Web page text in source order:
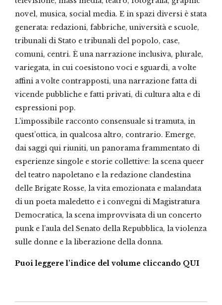
novel, musica, social media. E in spazi diversi è stata
generata: redazioni, fabbriche, università e scuole,
tribunali di Stato e tribunali del popolo, case,
comuni, centri. È una narrazione inclusiva, plurale,
variegata, in cui coesistono voci e sguardi, a volte
affini a volte contrapposti, una narrazione fatta di
vicende pubbliche e fatti privati, di cultura alta e di
espressioni pop.
L’impossibile racconto consensuale si tramuta, in
quest’ottica, in qualcosa altro, contrario. Emerge,
dai saggi qui riuniti, un panorama frammentato di
esperienze singole e storie collettive: la scena queer
del teatro napoletano e la redazione clandestina
delle Brigate Rosse, la vita emozionata e malandata
di un poeta maledetto e i convegni di Magistratura
Democratica, la scena improvvisata di un concerto
punk e l’aula del Senato della Repubblica, la violenza
sulle donne e la liberazione della donna.
Puoi leggere l’indice del volume cliccando QUI